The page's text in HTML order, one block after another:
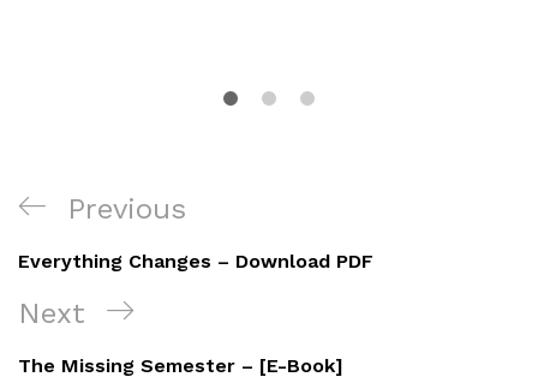
Navigation
de
l’article
Previous
Post
Previous
Everything Changes – Download PDF
Next
Post
Next
The Missing Semester – [E-Book]